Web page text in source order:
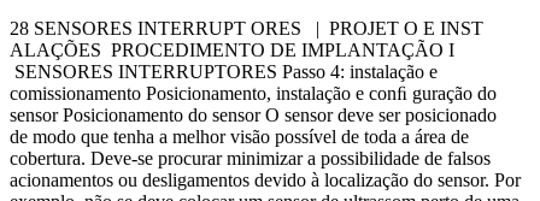
28 SENSORES INTERRUPT ORES | PROJET O E INST
ALAÇÕES PROCEDIMENTO DE IMPLANTAÇÃO I
SENSORES INTERRUPTORES Passo 4: instalação e
comissionamento Posicionamento, instalação e conﬁ guração do
sensor Posicionamento do sensor O sensor deve ser posicionado
de modo que tenha a melhor visão possível de toda a área de
cobertura. Deve-se procurar minimizar a possibilidade de falsos
acionamentos ou desligamentos devido à localização do sensor. Por